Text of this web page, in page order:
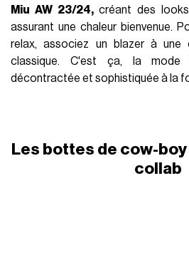
Miu AW 23/24,créant des
assurant une chaleur bienvenue.
relax, associez un blazer à une
classique. C'est ça, la mode
décontractée et sophistiquée à la
Les bottes de cow-
collab